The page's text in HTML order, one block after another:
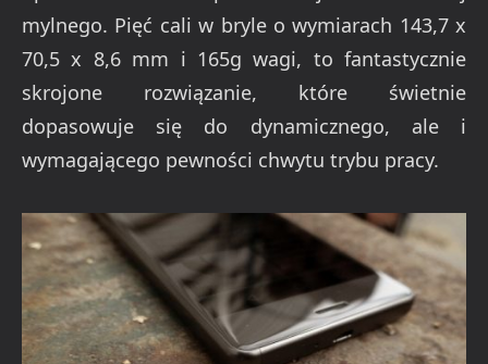
mylnego. Pięć cali w bryle o wymiarach 143,7 x
70,5 x 8,6 mm i 165g wagi, to fantastycznie
skrojone rozwiązanie, które świetnie
dopasowuje się do dynamicznego, ale i
wymagającego pewności chwytu trybu pracy.